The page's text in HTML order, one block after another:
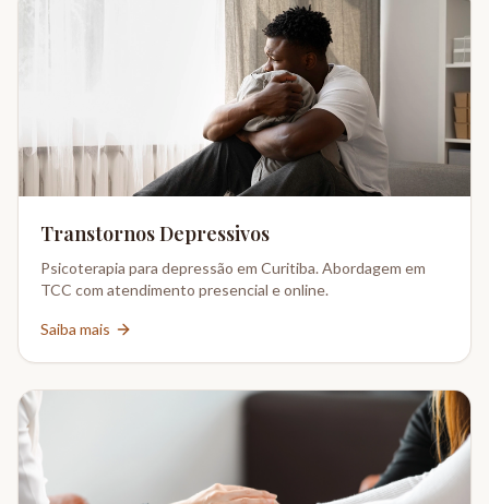
Transtornos Depressivos
Psicoterapia para depressão em Curitiba. Abordagem em
TCC com atendimento presencial e online.
Saiba mais